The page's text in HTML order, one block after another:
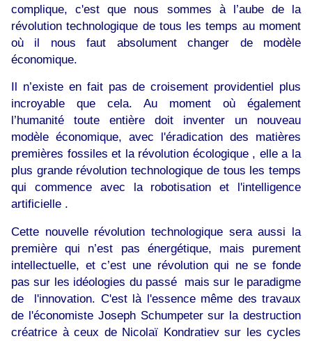
complique, c'est que nous sommes à l’aube de la
révolution technologique de tous les temps au moment
où il nous faut absolument changer de modèle
économique.
Il n’existe en fait pas de croisement providentiel plus
incroyable que cela. Au moment où également
l’humanité toute entière doit inventer un nouveau
modèle économique, avec l'éradication des matières
premières fossiles et la révolution écologique , elle a la
plus grande révolution technologique de tous les temps
qui commence avec la robotisation et l'intelligence
artificielle .
Cette nouvelle révolution technologique sera aussi la
première qui n’est pas énergétique, mais purement
intellectuelle, et c’est une révolution qui ne se fonde
pas sur les idéologies du passé mais sur le paradigme
de l'innovation. C'est là l'essence même des travaux
de l'économiste Joseph Schumpeter sur la destruction
créatrice à ceux de Nicolaï Kondratiev sur les cycles